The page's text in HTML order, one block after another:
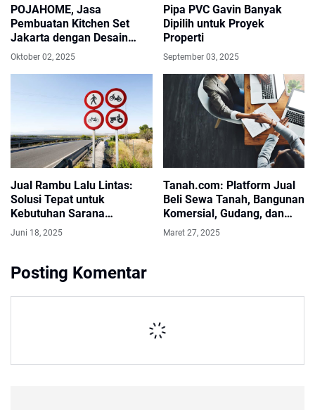
POJAHOME, Jasa
Pembuatan Kitchen Set
Jakarta dengan Desain
Premium
Oktober 02, 2025
Pipa PVC Gavin Banyak
Dipilih untuk Proyek
Properti
September 03, 2025
Jual Rambu Lalu Lintas:
Solusi Tepat untuk
Kebutuhan Sarana
Keselamatan Jalan
Juni 18, 2025
Tanah.com: Platform Jual
Beli Sewa Tanah, Bangunan
Komersial, Gudang, dan
Ruko yang Tepat untuk
Investor dan Developer
Maret 27, 2025
Posting Komentar